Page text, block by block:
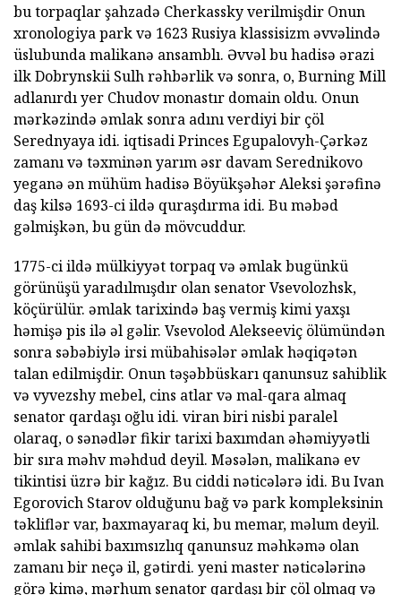
bu torpaqlar şahzadə Cherkassky verilmişdir Onun
xronologiya park və 1623 Rusiya klassisizm əvvəlində
üslubunda malikanə ansamblı. Əvvəl bu hadisə ərazi
ilk Dobrynskii Sulh rəhbərlik və sonra, o, Burning Mill
adlanırdı yer Chudov monastır domain oldu. Onun
mərkəzində əmlak sonra adını verdiyi bir çöl
Serednyaya idi. iqtisadi Princes Egupalovyh-Çərkəz
zamanı və təxminən yarım əsr davam Serednikovo
yeganə ən mühüm hadisə Böyükşəhər Aleksi şərəfinə
daş kilsə 1693-ci ildə quraşdırma idi. Bu məbəd
gəlmişkən, bu gün də mövcuddur.
1775-ci ildə mülkiyyət torpaq və əmlak bugünkü
görünüşü yaradılmışdır olan senator Vsevolozhsk,
köçürülür. əmlak tarixində baş vermiş kimi yaxşı
həmişə pis ilə əl gəlir. Vsevolod Alekseeviç ölümündən
sonra səbəbiylə irsi mübahisələr əmlak həqiqətən
talan edilmişdir. Onun təşəbbüskarı qanunsuz sahiblik
və vyvezshy mebel, cins atlar və mal-qara almaq
senator qardaşı oğlu idi. viran biri nisbi paralel
olaraq, o sənədlər fikir tarixi baxımdan əhəmiyyətli
bir sıra məhv məhdud deyil. Məsələn, malikanə ev
tikintisi üzrə bir kağız. Bu ciddi nəticələrə idi. Bu Ivan
Egorovich Starov olduğunu bağ və park kompleksinin
təkliflər var, baxmayaraq ki, bu memar, məlum deyil.
əmlak sahibi baxımsızlıq qanunsuz məhkəmə olan
zamanı bir neçə il, gətirdi. yeni master nəticələrinə
görə kimə, mərhum senator qardaşı bir çöl olmaq və